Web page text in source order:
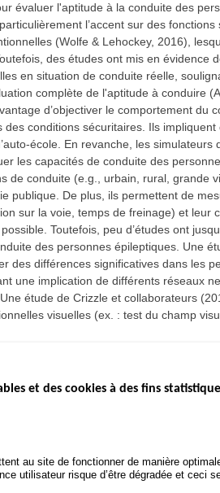
évaluer l'aptitude à la conduite des
l’accent sur des fonctions
(Wolfe & Lehockey, 2016),
des études ont mis en évidence
en situation de conduite réelle,
complète de l'aptitude à conduire
d’objectiver le comportement du
conditions sécuritaires. Ils impliquent
école. En revanche, les simulateurs
les capacités de conduite des
de conduite (e.g., urbain, rural, grande
publique. De plus, ils permettent de
sur la voie, temps de freinage) et leur
Toutefois, peu d’études ont
des personnes épileptiques. Une
des différences significatives dans les
une implication de différents réseaux
étude de Crizzle et collaborateurs
visuelles (ex. : test du champ
Bilan annuel des infractions
et des cookies à des fins
au site de fonctionner de manière
utilisateur risque d’être dégradée et ceci